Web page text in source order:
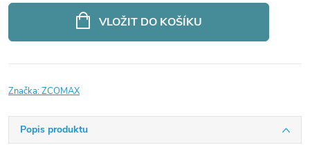
VLOŽIT DO KOŠÍKU
Značka:ZCOMAX
Popis produktu